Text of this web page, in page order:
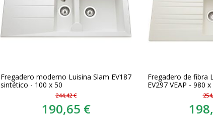
Fregadero moderno Luisina Slam EV187
sintético - 100 x 50
244,42 €
190,65 €
Fregadero de fibra
EV297 VEAP - 980